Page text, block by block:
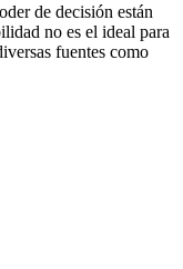
de decisión están
no es el ideal para
fuentes como